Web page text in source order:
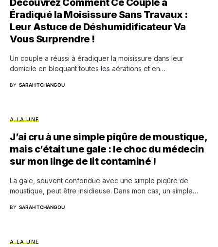
Découvrez Comment Ce Couple a
Éradiqué la Moisissure Sans Travaux :
Leur Astuce de Déshumidificateur Va
Vous Surprendre !
Un couple a réussi à éradiquer la moisissure dans leur
domicile en bloquant toutes les aérations et en…
BY SARAH TCHANGOU
A LA UNE
J’ai cru à une simple piqûre de moustique,
mais c’était une gale : le choc du médecin
sur mon linge de lit contaminé !
La gale, souvent confondue avec une simple piqûre de
moustique, peut être insidieuse. Dans mon cas, un simple…
BY SARAH TCHANGOU
A LA UNE